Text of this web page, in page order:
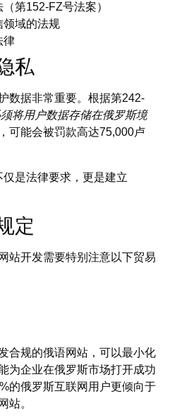
第152-FZ号法案）
领域的法规
律
私
数据非常重要。根据第242-
将用户数据存储在俄罗斯境
可能会被罚款高达75,000卢
是法律要求，更是建立
定
站开发需要特别注意以下贸易
合规的俄语网站，可以最小化
为企业在俄罗斯市场打开成功
的俄罗斯互联网用户更倾向于
站。